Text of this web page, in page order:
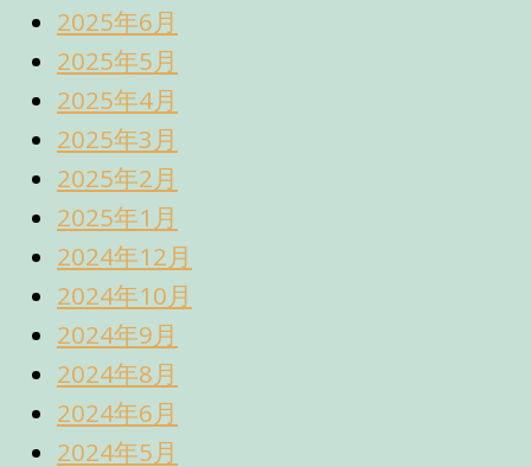
2025年6月
2025年5月
2025年4月
2025年3月
2025年2月
2025年1月
2024年12月
2024年10月
2024年9月
2024年8月
2024年6月
2024年5月